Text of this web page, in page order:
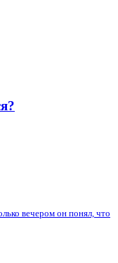
вечером он понял, что